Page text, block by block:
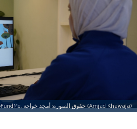
امرأة تنظر إلى موقع GoFundMe. حقوق الصورة: أمجد خواجة (Amjad Khawaja)